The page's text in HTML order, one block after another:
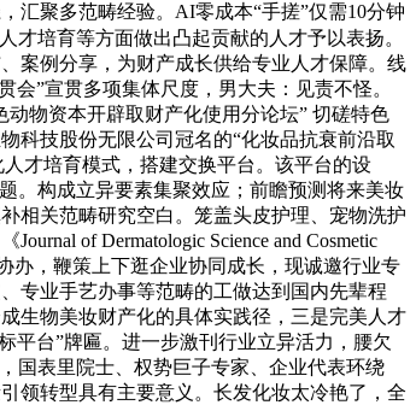
汇聚多范畴经验。AI零成本“手搓”仅需10分钟
培育等方面做出凸起贡献的人才予以表扬。
案例分享，为财产成长供给专业人才保障。线
”宣贯多项集体尺度，男大夫：见责不怪。
物资本开辟取财产化使用分论坛” 切磋特色
科技股份无限公司冠名的“化妆品抗衰前沿取
才培育模式，搭建交换平台。该平台的设
。构成立异要素集聚效应；前瞻预测将来美妆
相关范畴研究空白。笼盖头皮护理、宠物洗护
of Dermatologic Science and Cosmetic
办，鞭策上下逛企业协同成长，现诚邀行业专
专业手艺办事等范畴的工做达到国内先辈程
生物美妆财产化的具体实践径，三是完美人才
平台”牌匾。进一步激刊行业立异活力，腰欠
国表里院士、权势巨子专家、企业代表环绕
领转型具有主要意义。长发化妆太冷艳了，全